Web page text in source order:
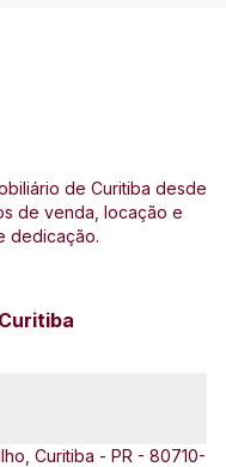
de Curitiba desde
de venda, locação e
dedicação.
Curitiba - PR - 80710-